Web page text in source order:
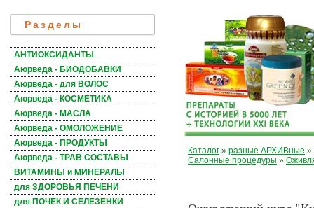
Разделы
АНТИОКСИДАНТЫ
Аюрведа - БИОДОБАВКИ
Аюрведа - для ВОЛОС
Аюрведа - КОСМЕТИКА
Аюрведа - МАСЛА
Аюрведа - ОМОЛОЖЕНИЕ
Аюрведа - ПРОДУКТЫ
Аюрведа - ТРАВ СОСТАВЫ
ВИТАМИНЫ и МИНЕРАЛЫ
для ЗДОРОВЬЯ ПЕЧЕНИ
для ПОЧЕК И СЕЛЕЗЕНКИ
Каталог » разные АРХИВные »
Салонные процедуры »